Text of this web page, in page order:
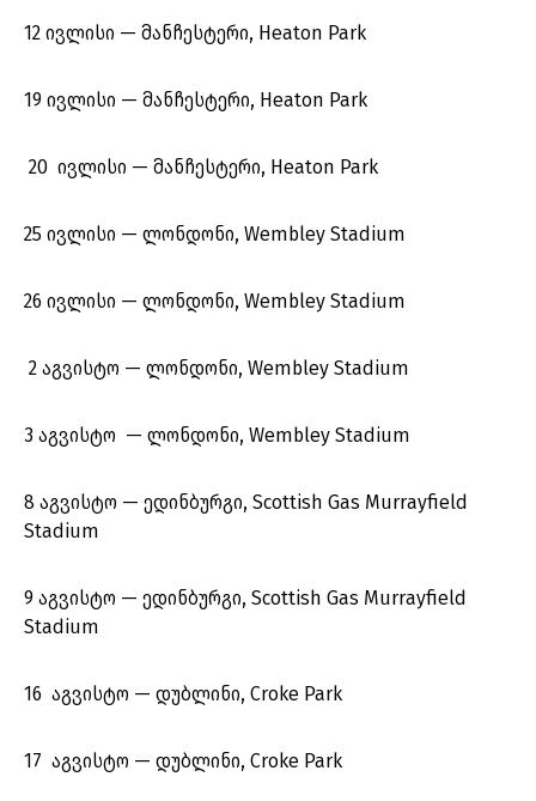
12 ივლისი — მანჩესტერი, Heaton Park
19 ივლისი — მანჩესტერი, Heaton Park
20 ივლისი — მანჩესტერი, Heaton Park
25 ივლისი — ლონდონი, Wembley Stadium
26 ივლისი — ლონდონი, Wembley Stadium
2 აგვისტო — ლონდონი, Wembley Stadium
3 აგვისტო — ლონდონი, Wembley Stadium
8 აგვისტო — ედინბურგი, Scottish Gas Murrayfield
Stadium
9 აგვისტო — ედინბურგი, Scottish Gas Murrayfield
Stadium
16 აგვისტო — დუბლინი, Croke Park
17 აგვისტო — დუბლინი, Croke Park